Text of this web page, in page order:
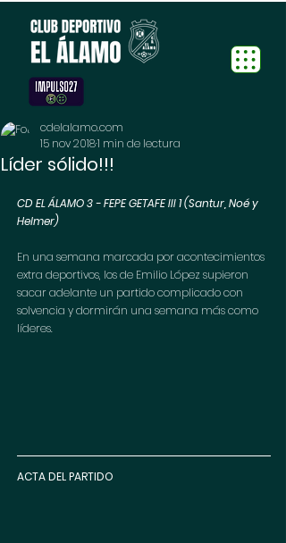
Líder sólido!!!
cdelalamo.com
15 nov 20181 min de lectura
CD EL ÁLAMO 3 - FEPE GETAFE III 1 (Santur, Noé y
Helmer)
En una semana marcada por acontecimientos
extra deportivos, los de Emilio López supieron
sacar adelante un partido complicado con
solvencia y dormirán una semana más como
líderes.
ACTA DEL PARTIDO